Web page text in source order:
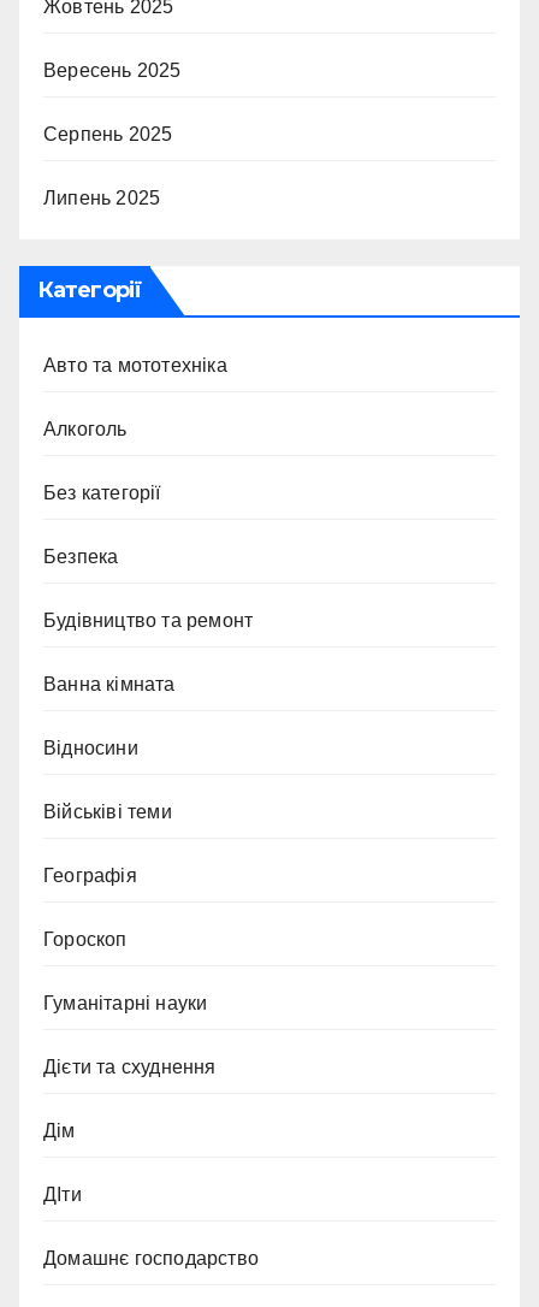
Жовтень 2025
Вересень 2025
Серпень 2025
Липень 2025
Категорії
Авто та мототехніка
Алкоголь
Без категорії
Безпека
Будівництво та ремонт
Ванна кімната
Відносини
Військіві теми
Географія
Гороскоп
Гуманітарні науки
Дієти та схуднення
Дім
ДІти
Домашнє господарство